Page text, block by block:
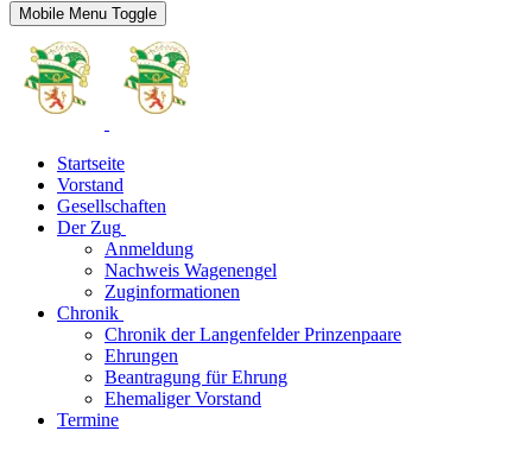
Mobile Menu Toggle
Startseite
Vorstand
Gesellschaften
Der Zug
Anmeldung
Nachweis Wagenengel
Zuginformationen
Chronik
Chronik der Langenfelder Prinzenpaare
Ehrungen
Beantragung für Ehrung
Ehemaliger Vorstand
Termine